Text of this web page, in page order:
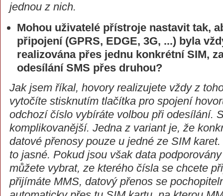
jednou z nich.
Mohou uživatelé přístroje nastavit tak,
připojení (GPRS, EDGE, 3G, ...) byla
realizována přes jednu konkrétní SIM,
odesílání SMS přes druhou?
Jak jsem říkal, hovory realizujete vždy z
vytočíte stisknutím tlačítka pro spojení
odchozí číslo vybíráte volbou při odesílání.
komplikovanější. Jedna z variant je, že
datové přenosy pouze u jedné ze SIM
to jasné. Pokud jsou však data
můžete vybrat, ze kterého čísla se chcete
přijímáte MMS, datový přenos se